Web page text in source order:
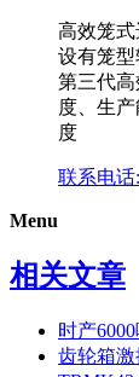
高效笼
设有笼
第三代
度、生
度
联系电话:
Menu
相关文章
时产
齿轮箱